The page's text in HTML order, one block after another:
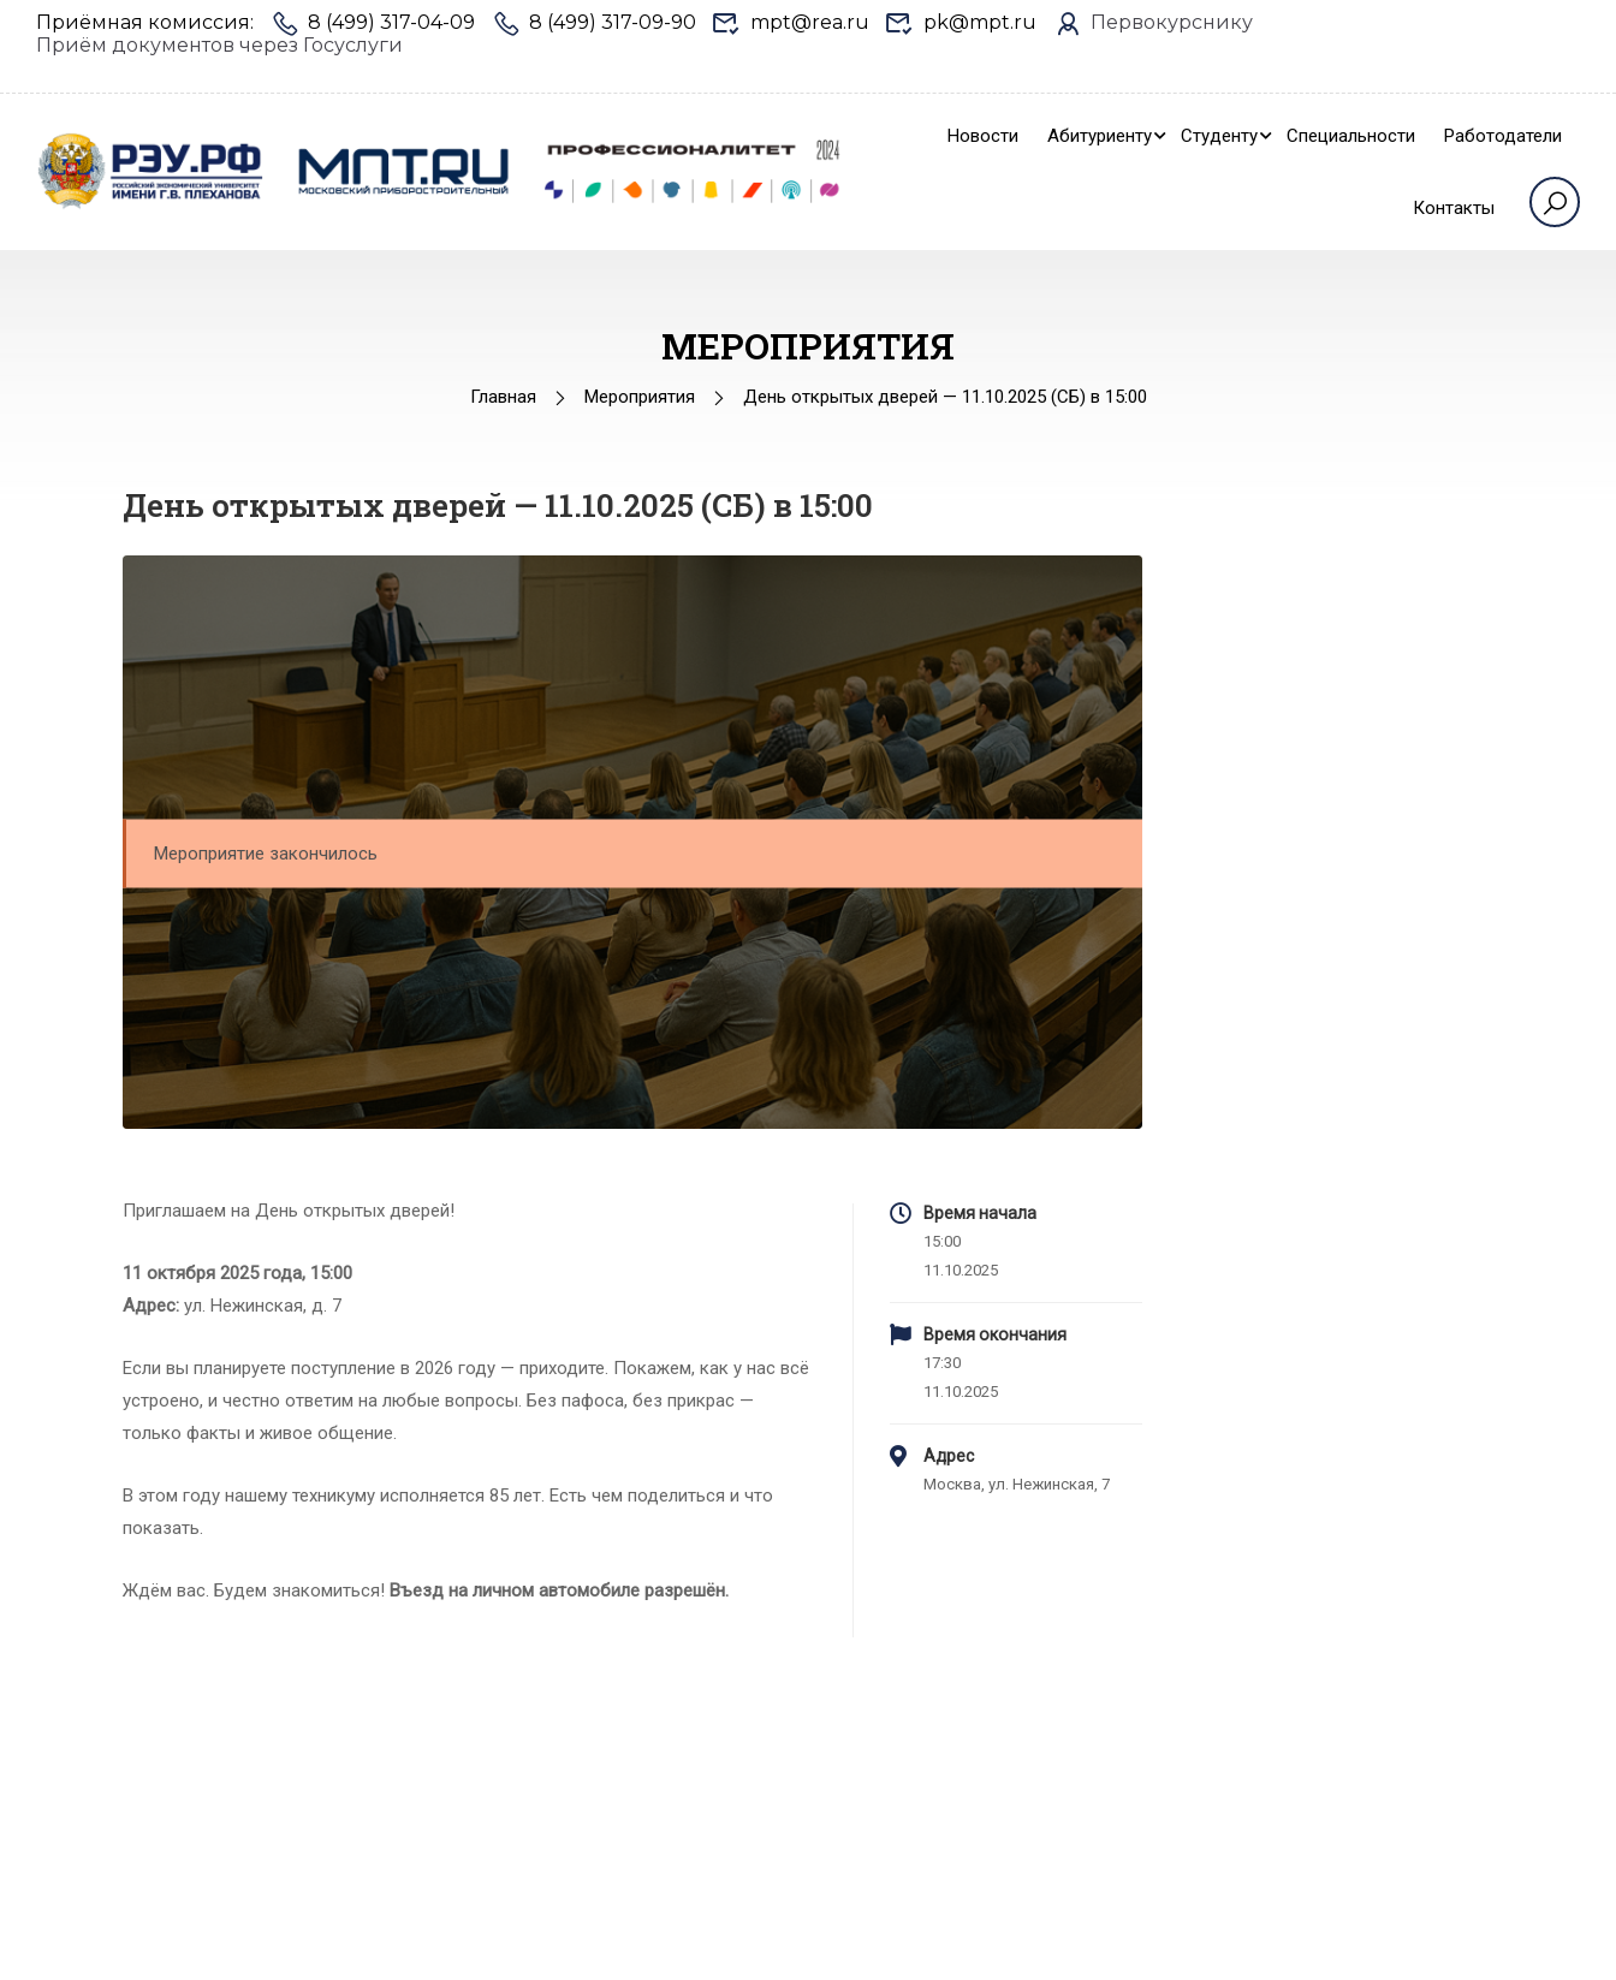
Приёмная комиссия: 8 (499) 317-04-09 8 (499) 317-09-90 mpt@rea.ru pk@mpt.ru
Первокурснику
Приём документов через Госуслуги
Новости Абитуриенту Студенту Специальности Работодатели
Контакты
МЕРОПРИЯТИЯ
Главная Мероприятия День открытых дверей — 11.10.2025 (СБ) в 15:00
День открытых дверей — 11.10.2025 (СБ) в 15:00
Мероприятие закончилось
Приглашаем на День открытых дверей!
11 октября 2025 года, 15:00
Адрес: ул. Нежинская, д. 7
Если вы планируете поступление в 2026 году — приходите. Покажем, как у нас всё
устроено, и честно ответим на любые вопросы. Без пафоса, без прикрас —
только факты и живое общение.
В этом году нашему техникуму исполняется 85 лет. Есть чем поделиться и что
показать.
Ждём вас. Будем знакомиться! Въезд на личном автомобиле разрешён.
Время начала
15:00
11.10.2025
Время окончания
17:30
11.10.2025
Адрес
Москва, ул. Нежинская, 7